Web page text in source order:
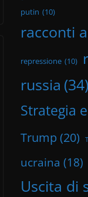
putin (10)
racconti
repressione (10)
russia (34)
Strategia
Trump (20)
ucraina (18)
Uscita di